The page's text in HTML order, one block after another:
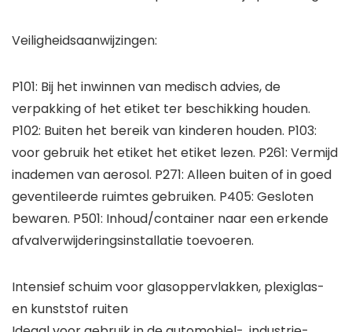
Veiligheidsaanwijzingen:
P101: Bij het inwinnen van medisch advies, de
verpakking of het etiket ter beschikking houden.
P102: Buiten het bereik van kinderen houden. P103:
voor gebruik het etiket het etiket lezen. P261: Vermijd
inademen van aerosol. P271: Alleen buiten of in goed
geventileerde ruimtes gebruiken. P405: Gesloten
bewaren. P501: Inhoud/container naar een erkende
afvalverwijderingsinstallatie toevoeren.
Intensief schuim voor glasoppervlakken, plexiglas-
en kunststof ruiten